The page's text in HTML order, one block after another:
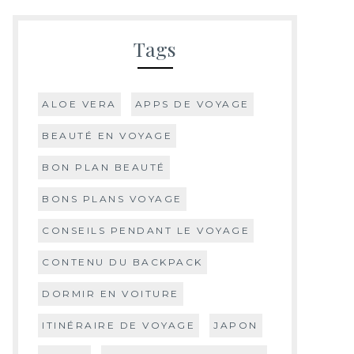
Tags
ALOE VERA APPS DE VOYAGE
BEAUTÉ EN VOYAGE
BON PLAN BEAUTÉ
BONS PLANS VOYAGE
CONSEILS PENDANT LE VOYAGE
CONTENU DU BACKPACK
DORMIR EN VOITURE
ITINÉRAIRE DE VOYAGE JAPON